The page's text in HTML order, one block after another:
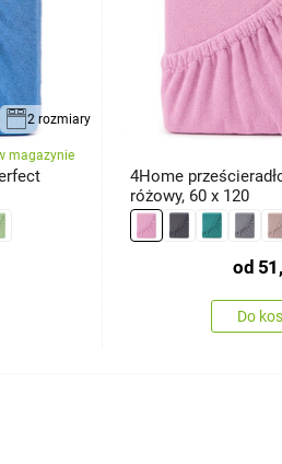
2 rozmiary
magazynie
4Home
różowy, 60 x 120
od
Do